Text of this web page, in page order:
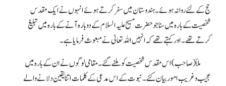
حج کے لئے روانہ ہوئے۔ ہندوستان میں سفرکرتے ہوئے انہوں نے ایک مقدس
شخصیت کے بارہ میں سنا جو حضرت مسیح علیہ السلام کے دوبارہ آنے کے بارہ میں تبلیغ
کرتے تھے۔ اور کہتے تھے کہ انہیں اللہ تعالیٰ نے مبعوث فرمایا ہے۔
ملاّ (صاحب) اس مقدس شخصیت کو ملنے گئے ۔ مقامی لوگوں نے ان کے بارہ میں
عجیب و غریب امور بیان کئے ۔ نبوت کے اس مدعی کے کلمات اتنایقین دلانے والے